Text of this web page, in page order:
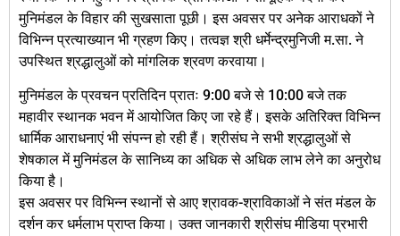
मुनिमंडल के विहार की सुखसाता पूछी। इस अवसर पर अनेक आराधकों ने
विभिन्न प्रत्याख्यान भी ग्रहण किए। तत्वज्ञ श्री धर्मेन्द्रमुनिजी म.सा. ने
उपस्थित श्रद्धालुओं को मांगलिक श्रवण करवाया।
मुनिमंडल के प्रवचन प्रतिदिन प्रातः 9:00 बजे से 10:00 बजे तक
महावीर स्थानक भवन में आयोजित किए जा रहे हैं। इसके अतिरिक्त विभिन्न
धार्मिक आराधनाएं भी संपन्न हो रही हैं। श्रीसंघ ने सभी श्रद्धालुओं से
शेषकाल में मुनिमंडल के सानिध्य का अधिक से अधिक लाभ लेने का अनुरोध
किया है।
इस अवसर पर विभिन्न स्थानों से आए श्रावक-श्राविकाओं ने संत मंडल के
दर्शन कर धर्मलाभ प्राप्त किया। उक्त जानकारी श्रीसंघ मीडिया प्रभारी